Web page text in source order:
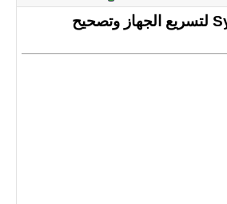
اخر اصدار لاقوى برنامج System Speed Booster 2.9.2.6 لتسريع الجهاز وتصحيح